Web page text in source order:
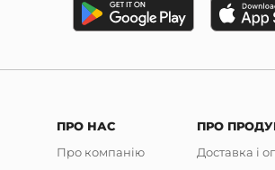
ПРО НАС
Про компанію
ПРО
Доставка і